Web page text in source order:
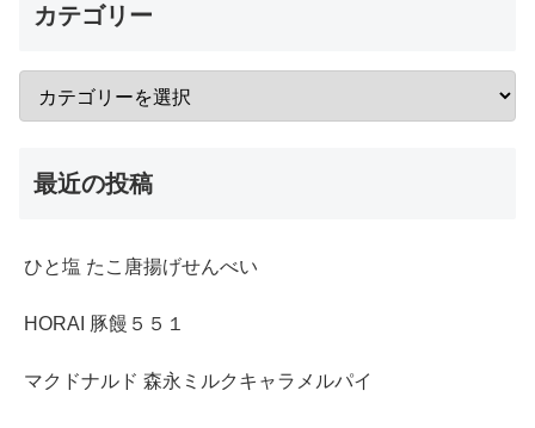
カテゴリー
最近の投稿
ひと塩 たこ唐揚げせんべい
HORAI 豚饅５５１
マクドナルド 森永ミルクキャラメルパイ